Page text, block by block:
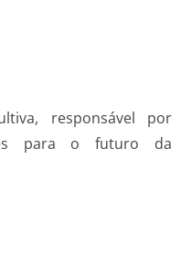
responsável por
para o futuro da